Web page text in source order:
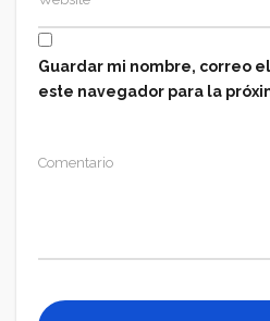
Guardar mi nombre, correo
este navegador para la